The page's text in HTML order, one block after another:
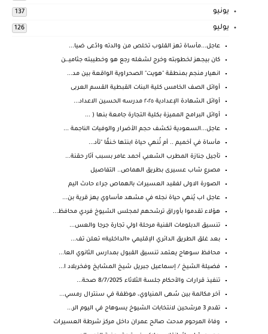
يونيو 137
يوليو 126
عاجل...مأساة تهز القلوب تخلص من والدته وادّعى ضيا...
كان بيجهز لخطوبته وخرج لشغله رجع هو وخطيبته جثاميـ.ـن
انهيار منجم بمنطقة "هويت" الصحراوية الواقعة بين مد...
أوائل الصف الخامس كلية البنات القبطية القسم العربى
أوائل الشهادة الإعدادية ٢٠٢٥ مدرسه الحسين الاعداد...
أوائل البرامج المميزة بكلية التجارة جامعة بنها ( ...
عاجل...السعودية تكشف حجم الأضرار والوفيات الناجمة ...
مأساة في أخميم .. أم تُنهي حياة ابنتها خـنقًا "تأد...
تأجيل جنازة المطرب الشعبي أحمد عامر بسبب آثار حقنة...
مصرع شاب عسيرى بطريق الهماص.. التفاصيل
الصورة الاولى لفقيد العسيرات بالهماص جراء حادث اليم
عاجل اب يُنهي حياة نجله في مشهد مأساوي يهز قرية بن...
هؤلاء تقدموا بأوراق ترشحهم لمجلس الشيوخ فردي محافظ...
تنسيق الدبلومات الفنية مرحلة اولي تجارة جرجا والعس...
بعد غلق الطريق الدائري الإقليمي «الداخلية» تعلن تف...
محافظ سوهاج يعتمد تنسيق القبول بمدارس الثانوي العا...
فضيلة الشيخ / إسماعيل جبريل شيخ المشايخ وفخربلاد ا...
تنفيذ قرارات والأحكام جلسة الثلاثاء 8/7/2025 صحة...
آخر مكالمة بين سُهى المنياوي، موظفة في سنترال رمسي...
تقدم 3 مرشحين لانتخابات الشيوخ يسوهاج في اليوم الر...
وفاة المرحوم مدحت صالح عمران داخل مركز شرطة العسيرات